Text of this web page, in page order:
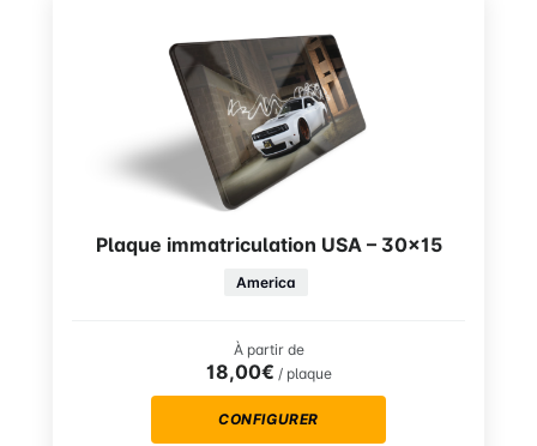
Plaque immatriculation USA – 30×15
America
À partir de
18,00€ / plaque
CONFIGURER